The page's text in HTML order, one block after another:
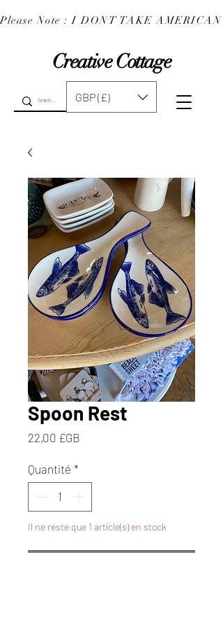
Creative Cottage
Please Note : I DONT TAKE
GBP (£)
Spoon Rest
22,00 £GB
Quantité *
Il ne reste que 1 article(s) en stock